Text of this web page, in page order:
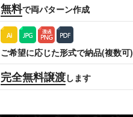
無料で両パターン作成
ご希望に応じた形式で納品(複数可)
完全無料譲渡します